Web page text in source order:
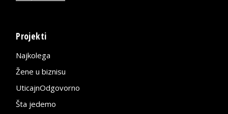
Projekti
Najkolega
Žene u biznisu
UticajnOdgovorno
Šta jedemo